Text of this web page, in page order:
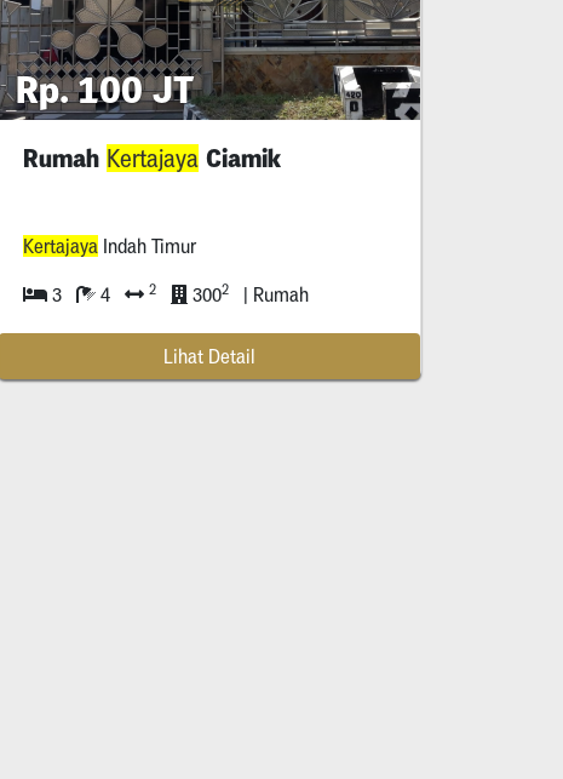
Rp. 100 JT
Rumah Kertajaya Ciamik
Kertajaya Indah Timur
3 4 2 3002 | Rumah
Lihat Detail